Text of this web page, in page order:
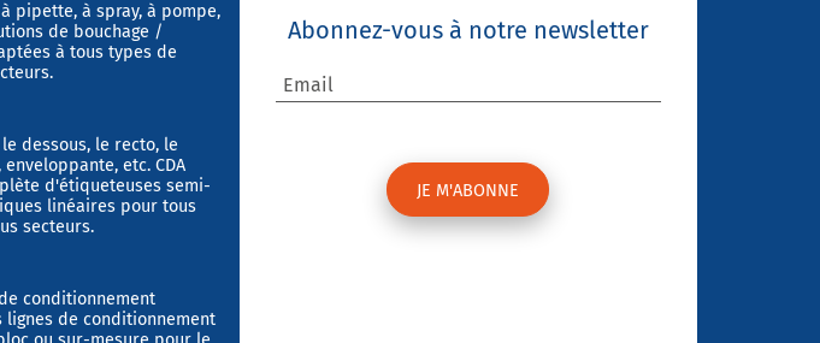
pipette, à spray, à pompe,
de bouchage /
à tous types de
dessous, le recto, le
etc. CDA
d'étiqueteuses semi-
linéaires pour tous
secteurs.
conditionnement
lignes de conditionnement
Abonnez-vous à notre newsletter
Email